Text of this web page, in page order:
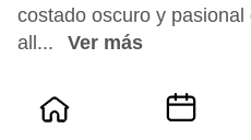
costado oscuro y
all...
Ver más